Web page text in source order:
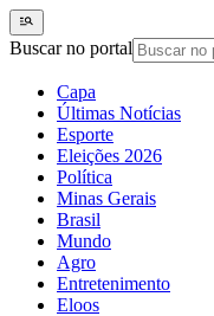
Buscar no portal
Capa
Últimas Notícias
Esporte
Eleições 2026
Política
Minas Gerais
Brasil
Mundo
Agro
Entretenimento
Eloos